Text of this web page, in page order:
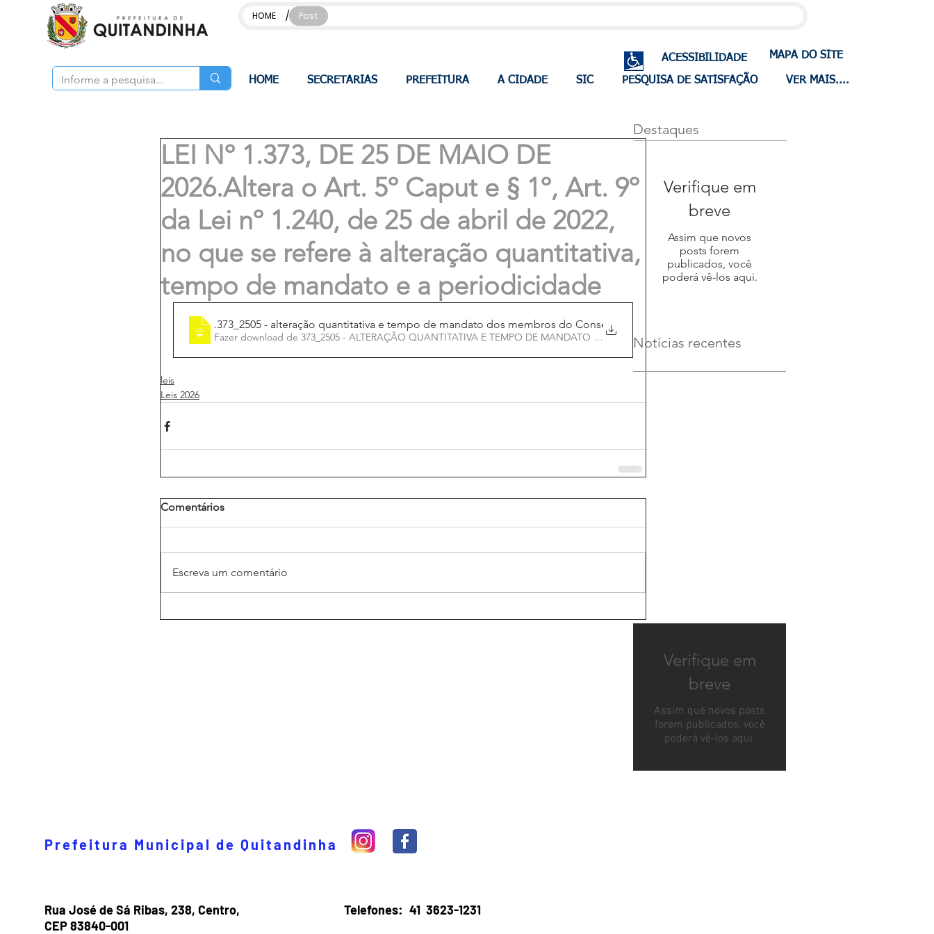
HOME / Post
ACESSIBILIDADE MAPA DO SITE
HOME SECRETARIAS PREFEITURA A CIDADE SIC PESQUISA DE SATISFAÇÃO VER MAIS....
LEI Nº 1.373, DE 25 DE MAIO DE
2026.Altera o Art. 5º Caput e § 1º, Art. 9º
da Lei nº 1.240, de 25 de abril de 2022,
no que se refere à alteração quantitativa,
tempo de mandato e a periodicidade
Lei_1
.373_2505 - alteração quantitativa e tempo de mandato dos membros do Conselho Municip
Fazer download de 373_2505 - ALTERAÇÃO QUANTITATIVA E TEMPO DE MANDATO DOS MEMBROS DO CONSELHO MUNICIP • 1.06MB
leis
Leis 2026
Comentários
Escreva um comentário
Destaques
Verifique em
breve
Assim que novos
posts forem
publicados, você
poderá vê-los aqui.
Notícias recentes
Verifique em
breve
Assim que novos posts
forem publicados, você
poderá vê-los aqui.
Prefeitura Municipal de Quitandinha
Rua José de Sá Ribas, 238, Centro,
CEP 83840-001
Telefones: 41 3623-1231